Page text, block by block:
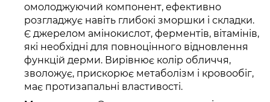
омолоджуючий компонент, ефективно
розгладжує навіть глибокі зморшки і складки.
Є джерелом амінокислот, ферментів, вітамінів,
які необхідні для повноцінного відновлення
функцій дерми. Вирівнює колір обличчя,
зволожує, прискорює метаболізм і кровообіг,
має протизапальні властивості.